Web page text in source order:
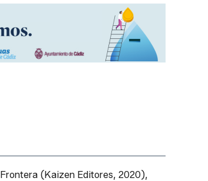
(Kaizen Editores, 2020),